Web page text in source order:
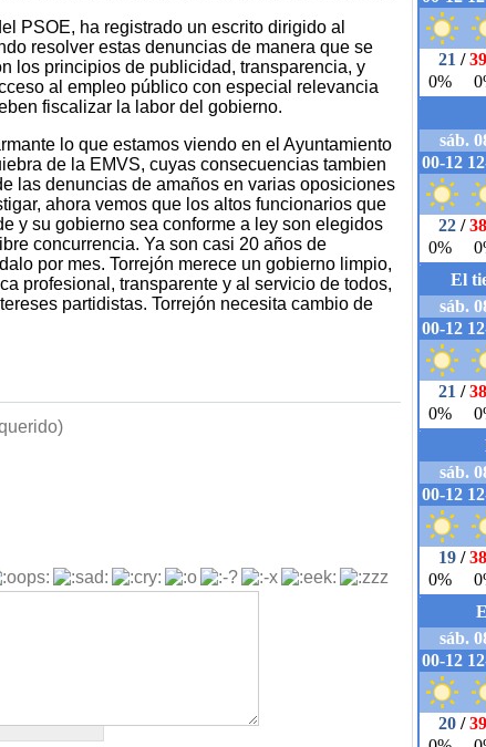
PSOE, ha registrado un escrito dirigido al
resolver estas denuncias de manera que se
los principios de publicidad, transparencia, y
al empleo público con especial relevancia
fiscalizar la labor del gobierno.
lo que estamos viendo en el Ayuntamiento
de la EMVS, cuyas consecuencias tambien
las denuncias de amaños en varias oposiciones
ahora vemos que los altos funcionarios que
y su gobierno sea conforme a ley son elegidos
concurrencia. Ya son casi 20 años de
por mes. Torrejón merece un gobierno limpio,
profesional, transparente y al servicio de todos,
partidistas. Torrejón necesita cambio de